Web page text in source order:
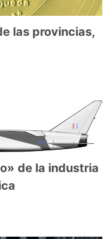
las provincias,
de la industria